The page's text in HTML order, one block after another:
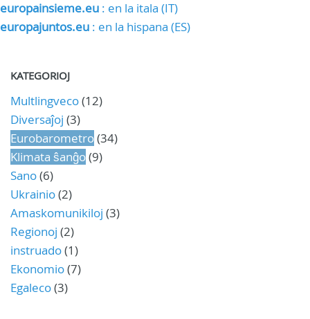
europainsieme.eu : en la itala (IT)
europajuntos.eu : en la hispana (ES)
KATEGORIOJ
Multlingveco(12)
Diversaĵoj (3)
Eurobarometro(34)
Klimata ŝanĝo(9)
Sano(6)
Ukrainio(2)
Amaskomunikiloj (3)
Regionoj (2)
instruado(1)
Ekonomio(7)
Egaleco(3)